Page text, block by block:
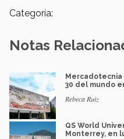
Categoría:
Notas
Mercadotecnia
30 del mundo
Rebeca Ruiz
QS World
Monterrey, en